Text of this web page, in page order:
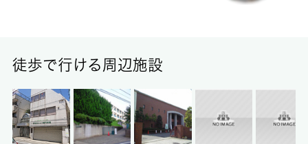
0ヶ月
償却/敷引
徒歩で行ける周辺施設